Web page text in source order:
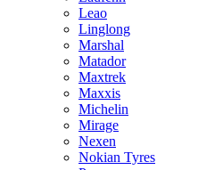
Leao
Linglong
Marshal
Matador
Maxtrek
Maxxis
Michelin
Mirage
Nexen
Nokian Tyres